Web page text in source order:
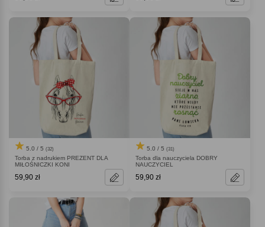
5.0 / 5 (32)
Torba z nadrukiem PREZENT DLA
MIŁOŚNICZKI KONI
59,90 zł
5.0 / 5 (31)
Torba dla nauczyciela DOBRY
NAUCZYCIEL
59,90 zł